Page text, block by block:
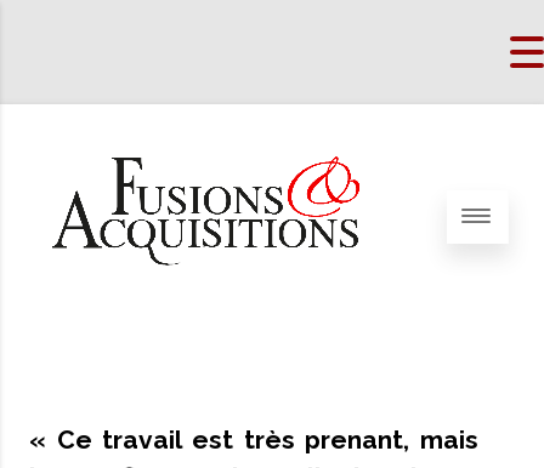
« Ce travail est très prenant, mais